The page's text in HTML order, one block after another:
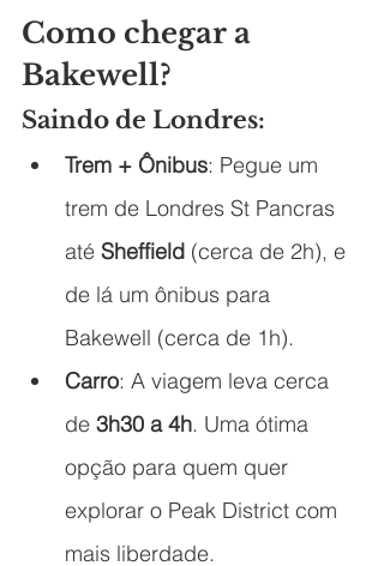
Como chegar a
Bakewell?
Saindo de Londres:
Trem + Ônibus: Pegue um
trem de Londres St Pancras
até Sheffield (cerca de 2h), e
de lá um ônibus para
Bakewell (cerca de 1h).
Carro: A viagem leva cerca
de 3h30 a 4h. Uma ótima
opção para quem quer
explorar o Peak District com
mais liberdade.